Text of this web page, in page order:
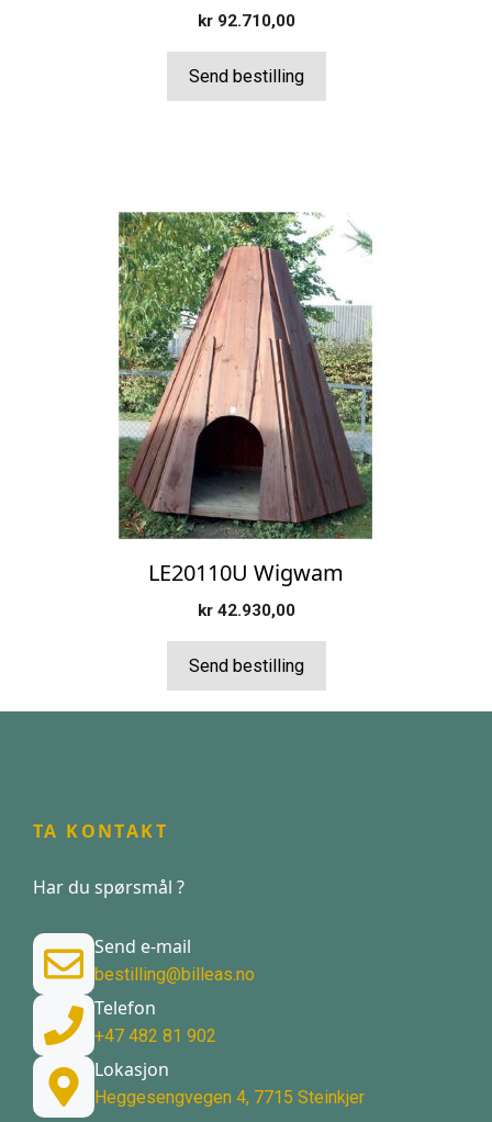
kr92.710,00
Send bestilling
LE20110U Wigwam
kr42.930,00
Send bestilling
TA KONTAKT
Har du spørsmål ?
Send e-mail
bestilling@billeas.no
Telefon
+47 482 81 902
Lokasjon
Heggesengvegen 4, 7715 Steinkjer